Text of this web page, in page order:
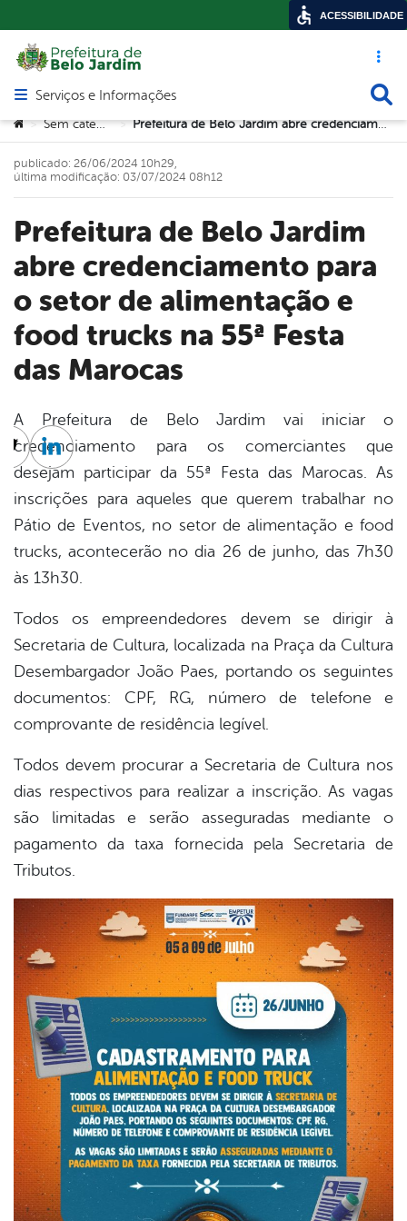
Acesso
Abrir menu principal de navegação
Serviços e Informações
Você está aqui:
> Sem categoria > Prefeitura de Belo Jardim abre credenciamento para o setor de alimentação e food trucks na 55ª Festa das Marocas
Prefeitura de Belo Jardim
abre credenciamento para
o setor de alimentação e
food trucks na 55ª Festa
das Marocas
publicado: 26/06/2024 10h29,
última modificação: 03/07/2024 08h12
A Prefeitura de Belo Jardim vai iniciar o
credenciamento para os comerciantes que
desejam participar da 55ª Festa das Marocas. As
inscrições para aqueles que querem trabalhar no
Pátio de Eventos, no setor de alimentação e food
trucks, acontecerão no dia 26 de junho, das 7h30
às 13h30.
Todos os empreendedores devem se dirigir à
Secretaria de Cultura, localizada na Praça da Cultura
Desembargador João Paes, portando os seguintes
documentos: CPF, RG, número de telefone e
comprovante de residência legível.
Todos devem procurar a Secretaria de Cultura nos
dias respectivos para realizar a inscrição. As vagas
são limitadas e serão asseguradas mediante o
pagamento da taxa fornecida pela Secretaria de
Tributos.
Twitter
Linkedin
ACESSIBILIDADE